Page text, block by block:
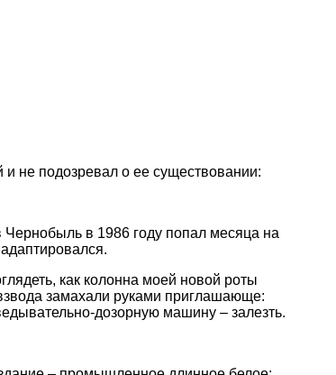
и не подозревал о ее существовании:
в 1986 году попал месяца на
как колонна моей новой роты
замахали руками приглашающе:
дозорную машину – залезть.